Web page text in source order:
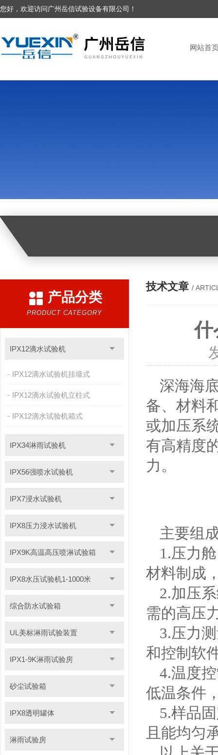
您好，欢迎访问广州岳信试验设备有限公司！
网站首
产品分类
PRODUCT CATEGORY
IPX12滴水试验机
IPX12滴水试验机挂墙式
IPX12滴水试验机立柱式
IPX12滴水试验机箱式
IPX34淋雨试验机
IPX56强喷水试验机
IPX7浸水试验机
IPX8压力浸水试验机
IPX9K高温高压喷淋试验箱
IPX8水压试验机1-1000米
综合防水试验箱
UL美标淋雨试验装置
IPX1-9K淋雨试验房
砂尘试验箱
IPX8透明罐体
淋雨试验房
技术文章 /
什
深海海
备、材料
或加压系
有高精度
力。
主要组
1.压力
材料制成
2.加压
需的高压
3.压力
和控制软
4.温度
低温条件
5.样品
且能均匀